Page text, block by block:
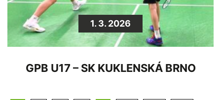
1. 3. 2026
GPB U17 – SK KUKLENSKÁ BRNO